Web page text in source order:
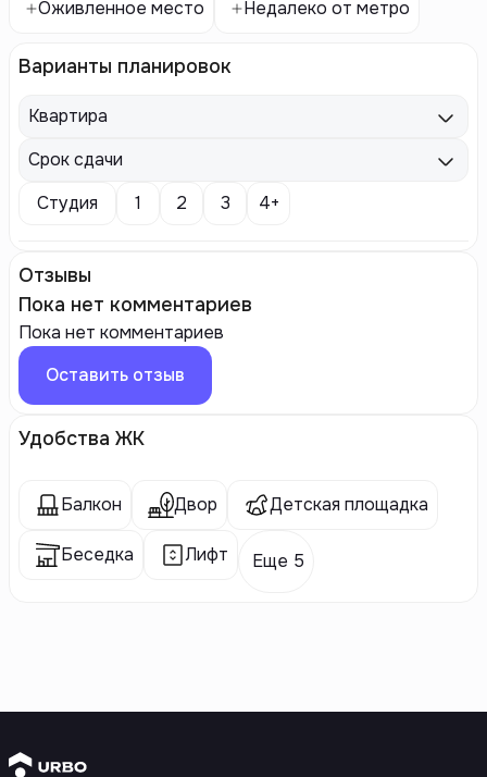
Оживленное место Недалеко от метро
Варианты планировок
Квартира
Срок сдачи
Студия
1 2 3 4+
Отзывы
Пока нет комментариев
Пока нет комментариев
Оставить отзыв
Удобства ЖК
Балкон Двор Детская площадка
Беседка Лифт Еще 5